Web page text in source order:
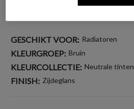
GESCHIKT VOOR: Radiatoren
KLEURGROEP: Bruin
KLEURCOLLECTIE: Neutrale tinten
FINISH: Zijdeglans